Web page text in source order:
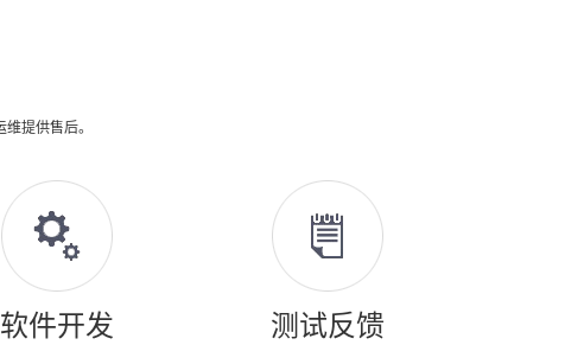
提供售后。
软件开发 测试反馈